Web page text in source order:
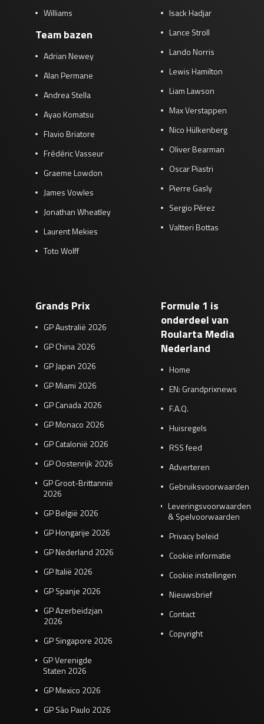
Williams
Team bazen
Adrian Newey
Alan Permane
Andrea Stella
Ayao Komatsu
Flavio Briatore
Frédéric Vasseur
Graeme Lowdon
James Vowles
Jonathan Wheatley
Laurent Mekies
Toto Wolff
Isack Hadjar
Lance Stroll
Lando Norris
Lewis Hamilton
Liam Lawson
Max Verstappen
Nico Hülkenberg
Oliver Bearman
Oscar Piastri
Pierre Gasly
Sergio Pérez
Valtteri Bottas
Grands Prix
GP Australië 2026
GP China 2026
GP Japan 2026
GP Miami 2026
GP Canada 2026
GP Monaco 2026
GP Catalonië 2026
GP Oostenrijk 2026
GP Groot-Brittannië
2026
GP België 2026
GP Hongarije 2026
GP Nederland 2026
GP Italië 2026
GP Spanje 2026
GP Azerbeidzjan
2026
GP Singapore 2026
GP Verenigde
Staten 2026
GP Mexico 2026
GP São Paulo 2026
Formule 1 is
onderdeel van
Roularta Media
Nederland
Home
EN: Grandprixnews
F.A.Q.
Huisregels
RSS feed
Adverteren
Gebruiksvoorwaarden
Leveringsvoorwaarden
& Spelvoorwaarden
Privacy beleid
Cookie informatie
Cookie instellingen
Nieuwsbrief
Contact
Copyright